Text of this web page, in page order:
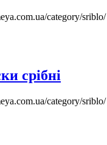
category/sriblo/
срібні
category/sriblo/